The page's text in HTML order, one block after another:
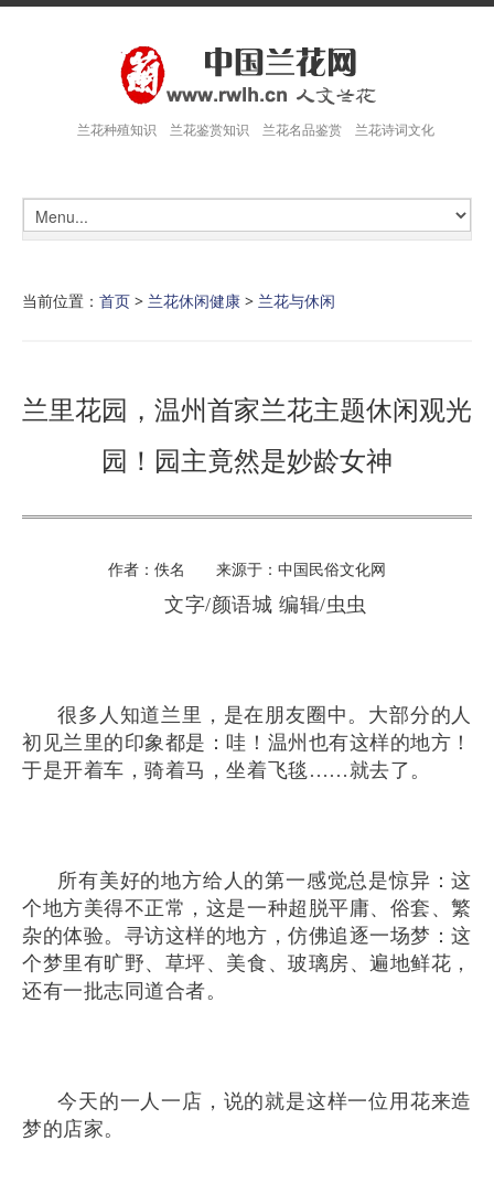
兰花种殖知识 兰花鉴赏知识 兰花名品鉴赏 兰花诗词文化
当前位置： 首页 > 兰花休闲健康 > 兰花与休闲
兰里花园，温州首家兰花主题休闲观光
园！园主竟然是妙龄女神
作者：佚名 来源于：中国民俗文化网
文字/颜语城 编辑/虫虫
很多人知道兰里，是在朋友圈中。大部分的人
初见兰里的印象都是：哇！温州也有这样的地方！
于是开着车，骑着马，坐着飞毯……就去了。
所有美好的地方给人的第一感觉总是惊异：这
个地方美得不正常，这是一种超脱平庸、俗套、繁
杂的体验。寻访这样的地方，仿佛追逐一场梦：这
个梦里有旷野、草坪、美食、玻璃房、遍地鲜花，
还有一批志同道合者。
今天的一人一店，说的就是这样一位用花来造
梦的店家。